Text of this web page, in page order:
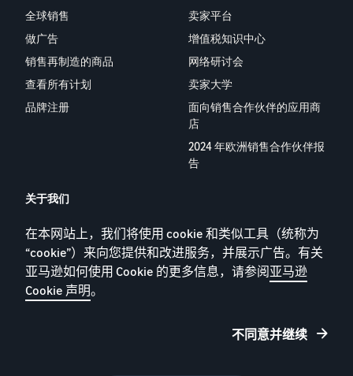
全球销售
做广告
销售再制造的商品
查看所有计划
品牌注册
卖家平台
增值税知识中心
网络研讨会
卖家大学
面向销售合作伙伴的应用商
店
2024 年欧洲销售合作伙伴报
告
关于我们
YouTube
博客
在本网站上，我们将使用 cookie 和类似工具（统称为
“cookie”）来向您提供和改进服务，并展示广告。有关
亚马逊如何使用 Cookie 的更多信息，请参阅亚马逊
Cookie 声明。
不同意并继续